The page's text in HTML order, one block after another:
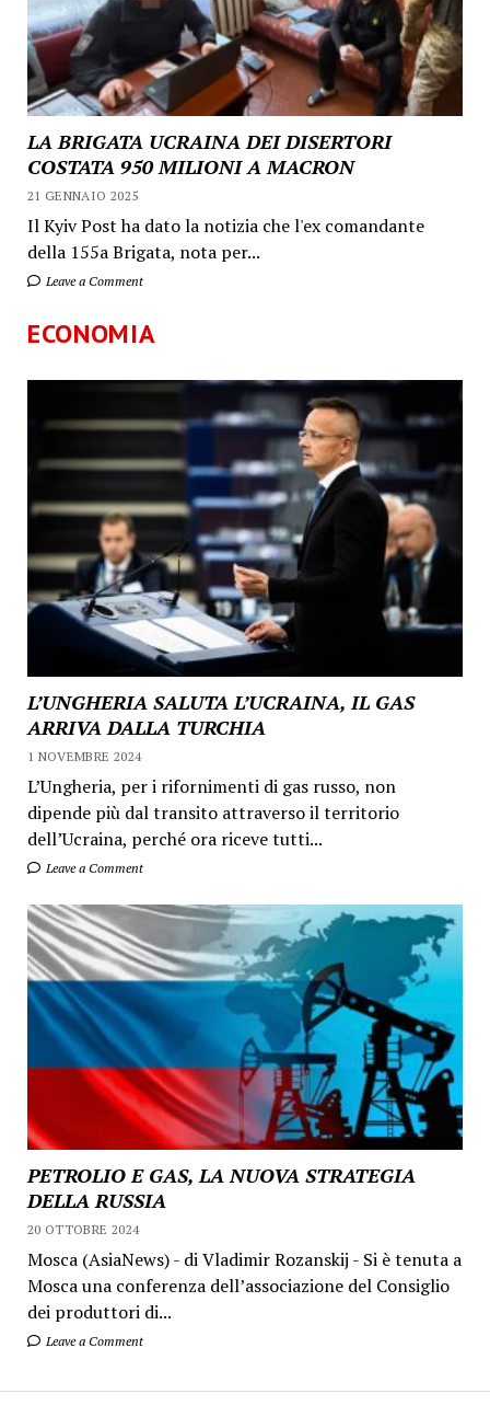
LA BRIGATA UCRAINA DEI DISERTORI
COSTATA 950 MILIONI A MACRON
21 GENNAIO 2025
Il Kyiv Post ha dato la notizia che l'ex comandante
della 155a Brigata, nota per...
Leave a Comment
ECONOMIA
L’UNGHERIA SALUTA L’UCRAINA, IL GAS
ARRIVA DALLA TURCHIA
1 NOVEMBRE 2024
L’Ungheria, per i rifornimenti di gas russo, non
dipende più dal transito attraverso il territorio
dell’Ucraina, perché ora riceve tutti...
Leave a Comment
PETROLIO E GAS, LA NUOVA STRATEGIA
DELLA RUSSIA
20 OTTOBRE 2024
Mosca (AsiaNews) - di Vladimir Rozanskij - Si è tenuta a
Mosca una conferenza dell’associazione del Consiglio
dei produttori di...
Leave a Comment